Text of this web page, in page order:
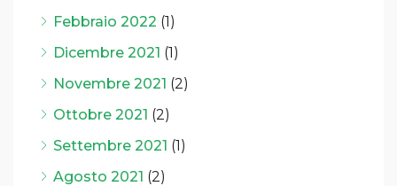
Febbraio 2022 (1)
Dicembre 2021 (1)
Novembre 2021 (2)
Ottobre 2021 (2)
Settembre 2021 (1)
Agosto 2021 (2)